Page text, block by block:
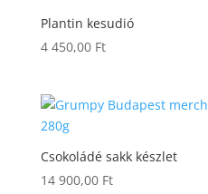
Plantin kesudió
4 450,00 Ft
Csokoládé sakk készlet
14 900,00 Ft